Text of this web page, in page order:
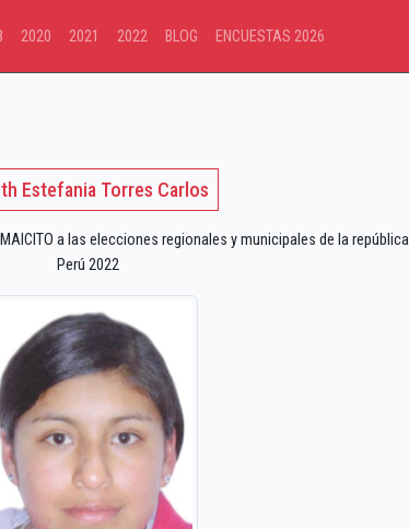
2020 2021 2022 BLOG ENCUESTAS 2026
Estefania Torres Carlos
MAICITO a las elecciones regionales y municipales de la república
Perú 2022